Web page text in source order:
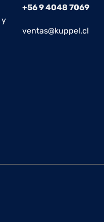
y
+56 9 4048 7069
ventas@kuppel.cl